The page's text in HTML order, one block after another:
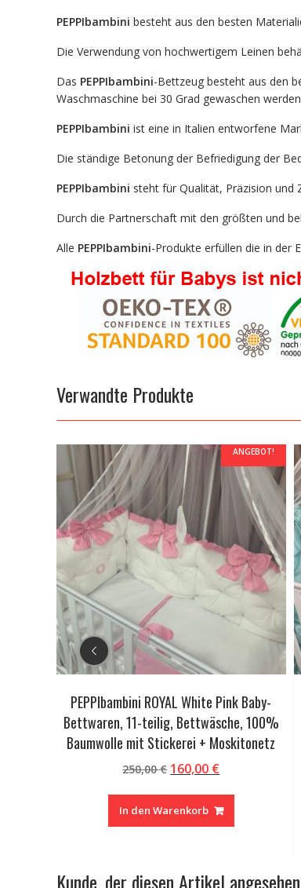
PEPPIbambini besteht aus den besten
Die Verwendung von hochwertigem Leinen
Das PEPPIbambini-Bettzeug besteht aus den
Waschmaschine bei 30 Grad gewaschen
PEPPIbambini ist eine in Italien entworfene
Die ständige Betonung der Befriedigung der
PEPPIbambini steht für Qualität, Präzision und
Durch die Partnerschaft mit den größten und
Alle PEPPIbambini-Produkte erfüllen die in der
Verwandte Produkte
ANGEBOT!
PEPPIbambini ROYAL White Pink Baby-
Bettwaren, 11-teilig, Bettwäsche, 100%
Baumwolle mit Stickerei + Moskitonetz
250,00€ Ursprünglicher
war:
250,00 €
160,00 €Aktueller
160,00 €.
In den Warenkorb
Kunde, der diesen Artikel